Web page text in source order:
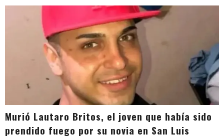
Murió Lautaro Britos, el joven que había sido
prendido fuego por su novia en San Luis